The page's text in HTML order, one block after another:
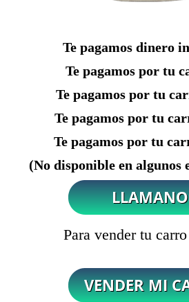
Te pagamos dinero
Te pagamos por tu
Te pagamos por tu
Te pagamos por tu
Te pagamos por tu
(No disponible en algunos
Para vender tu